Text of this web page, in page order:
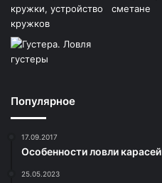
Популярное
17.09.2017
Особенности ловли карасей
25.05.2023